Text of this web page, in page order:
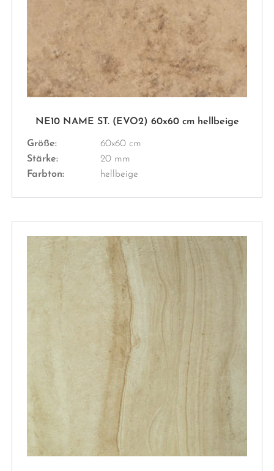
NE10 NAME ST. (EVO2) 60x60 cm hellbeige
Größe:
60x60 cm
Stärke:
20 mm
Farbton:
hellbeige